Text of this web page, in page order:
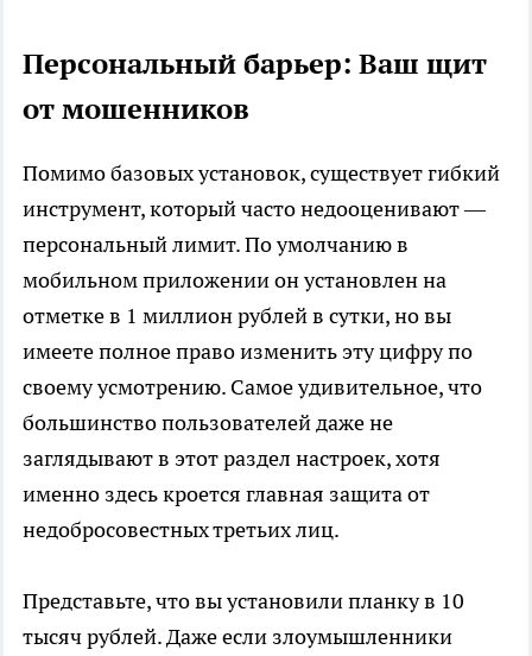
Персональный барьер: Ваш щит
от мошенников
Помимо базовых установок, существует гибкий
инструмент, который часто недооценивают —
персональный лимит. По умолчанию в
мобильном приложении он установлен на
отметке в 1 миллион рублей в сутки, но вы
имеете полное право изменить эту цифру по
своему усмотрению. Самое удивительное, что
большинство пользователей даже не
заглядывают в этот раздел настроек, хотя
именно здесь кроется главная защита от
недобросовестных третьих лиц.
Представьте, что вы установили планку в 10
тысяч рублей. Даже если злоумышленники